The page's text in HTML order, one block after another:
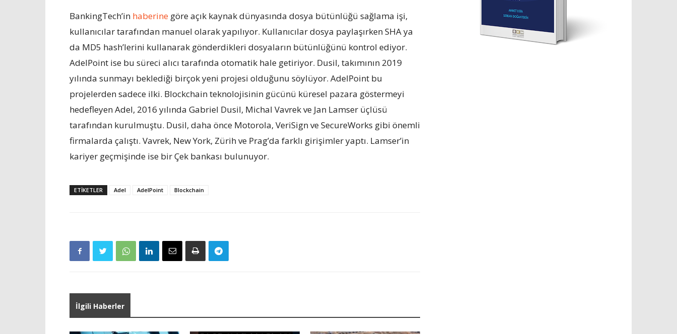
BankingTech’in haberine göre açık kaynak dünyasında dosya bütünlüğü sağlama işi,
kullanıcılar tarafından manuel olarak yapılıyor. Kullanıcılar dosya paylaşırken SHA ya
da MD5 hash’lerini kullanarak gönderdikleri dosyaların bütünlüğünü kontrol ediyor.
AdelPoint ise bu süreci alıcı tarafında otomatik hale getiriyor. Dusil, takımının 2019
yılında sunmayı beklediği birçok yeni projesi olduğunu söylüyor. AdelPoint bu
projelerden sadece ilki. Blockchain teknolojisinin gücünü küresel pazara göstermeyi
hedefleyen Adel, 2016 yılında Gabriel Dusil, Michal Vavrek ve Jan Lamser üçlüsü
tarafından kurulmuştu. Dusil, daha önce Motorola, VeriSign ve SecureWorks gibi önemli
firmalarda çalıştı. Vavrek, New York, Zürih ve Prag’da farklı girişimler yaptı. Lamser’in
kariyer geçmişinde ise bir Çek bankası bulunuyor.
ETIKETLER Adel AdelPoint Blockchain
İlgili Haberler